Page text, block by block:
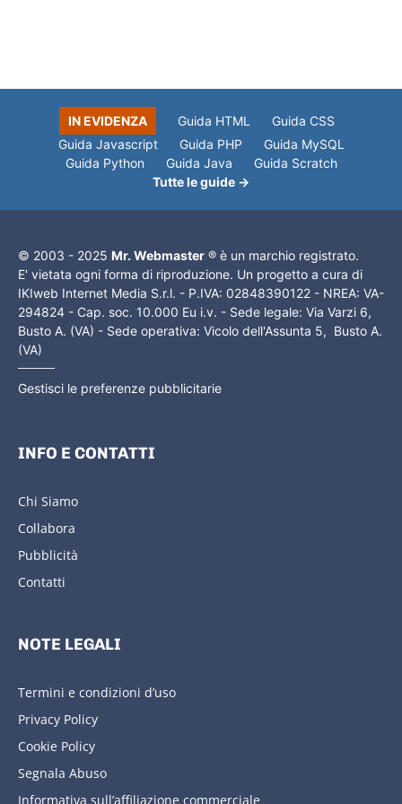
IN EVIDENZA Guida HTML
Guida CSS
Guida Javascript
Guida PHP
Guida MySQL
Guida Python
Guida Java
Guida Scratch
Tutte le guide →
© 2003 - 2025 Mr. Webmaster ® è un marchio registrato.
E' vietata ogni forma di riproduzione. Un progetto a cura di
IKIweb Internet Media S.r.l. - P.IVA: 02848390122 - NREA: VA-
294824 - Cap. soc. 10.000 Eu i.v. - Sede legale: Via Varzi 6,
Busto A. (VA) - Sede operativa: Vicolo dell'Assunta 5, Busto A.
(VA)
Gestisci le preferenze pubblicitarie
INFO E CONTATTI
Chi Siamo
Collabora
Pubblicità
Contatti
NOTE LEGALI
Termini e condizioni d’uso
Privacy Policy
Cookie Policy
Segnala Abuso
Informativa sull’affiliazione commerciale